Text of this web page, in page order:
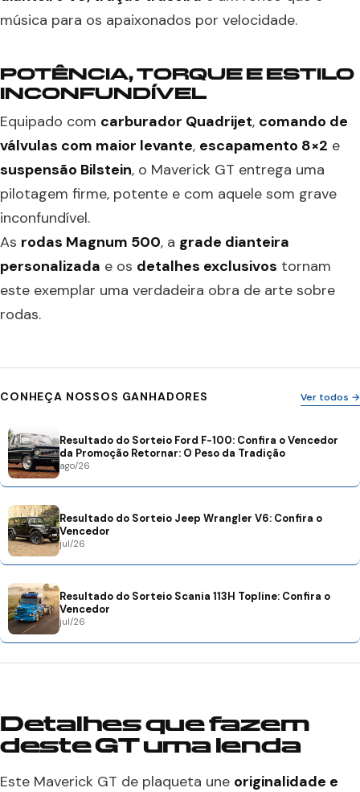
música para os apaixonados por velocidade.
POTÊNCIA, TORQUE E ESTILO
INCONFUNDÍVEL
Equipado com carburador Quadrijet, comando de
válvulas com maior levante, escapamento 8×2 e
suspensão Bilstein, o Maverick GT entrega uma
pilotagem firme, potente e com aquele som grave
inconfundível.
As rodas Magnum 500, a grade dianteira
personalizada e os detalhes exclusivos tornam
este exemplar uma verdadeira obra de arte sobre
rodas.
CONHEÇA NOSSOS GANHADORES Ver todos →
Resultado do Sorteio Ford F-100: Confira o Vencedor
da Promoção Retornar: O Peso da Tradição
ago/26
Resultado do Sorteio Jeep Wrangler V6: Confira o
Vencedor
jul/26
Resultado do Sorteio Scania 113H Topline: Confira o
Vencedor
jul/26
Detalhes que fazem
deste GT uma lenda
Este Maverick GT de plaqueta une originalidade e